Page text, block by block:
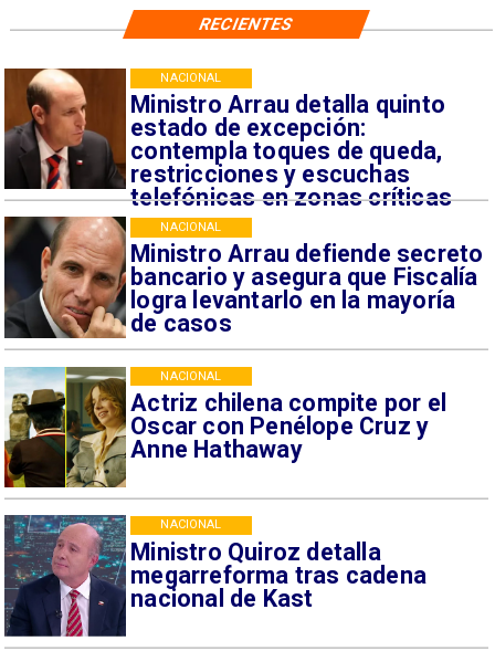
Ministro Arrau detalla quinto
estado de excepción:
contempla toques de queda,
restricciones y escuchas
telefónicas en zonas críticas
NACIONAL
Ministro Arrau defiende secreto
bancario y asegura que Fiscalía
logra levantarlo en la mayoría
de casos
NACIONAL
Actriz chilena compite por el
Oscar con Penélope Cruz y
Anne Hathaway
NACIONAL
Ministro Quiroz detalla
megarreforma tras cadena
nacional de Kast
NACIONAL
RECIENTES